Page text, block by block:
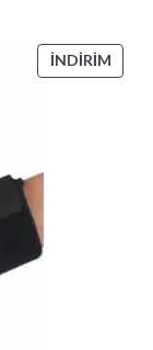
İNDIRIM
ÜRÜN